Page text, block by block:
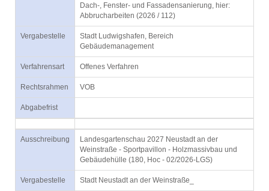
Dach-, Fenster- und Fassadensanierung, hier:
Abbrucharbeiten (2026 / 112)
Vergabestelle
Stadt Ludwigshafen, Bereich
Gebäudemanagement
Verfahrensart Offenes Verfahren
Rechtsrahmen VOB
Abgabefrist
Ausschreibung
Landesgartenschau 2027 Neustadt an der
Weinstraße - Sportpavillon - Holzmassivbau und
Gebäudehülle (180, Hoc - 02/2026-LGS)
Vergabestelle Stadt Neustadt an der Weinstraße_